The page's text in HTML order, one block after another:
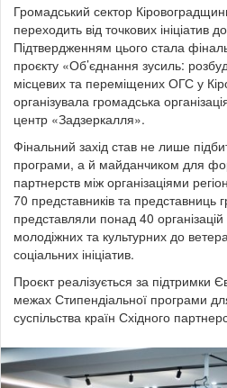
Громадський сектор
переходить від точкових ініціатив
Підтвердженням цього стала
проєкту «Об’єднання зусиль:
місцевих та переміщених ОГС у
організувала громадська
центр «Задзеркалля».
Фінальний захід став не лише
програми, а й майданчиком для
партнерств між організаціями
70 представників та представниць
представляли понад 40
молодіжних та культурних до
соціальних ініціатив.
Проєкт реалізується за підтримки
межах Стипендіальної програми
суспільства країн Східного